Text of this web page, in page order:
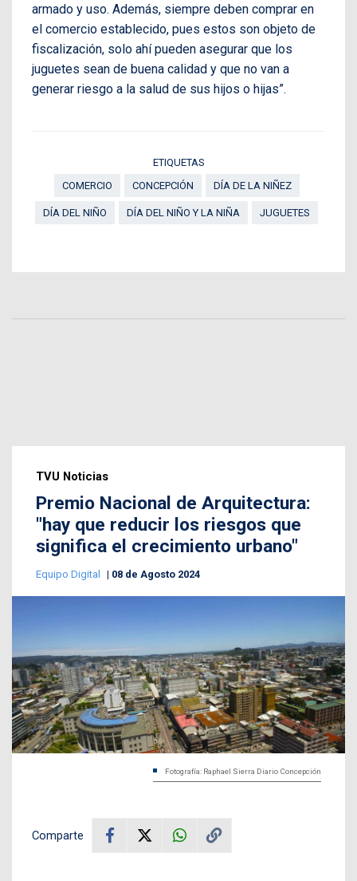
armado y uso. Además, siempre deben comprar en
el comercio establecido, pues estos son objeto de
fiscalización, solo ahí pueden asegurar que los
juguetes sean de buena calidad y que no van a
generar riesgo a la salud de sus hijos o hijas”.
ETIQUETAS
COMERCIO
CONCEPCIÓN DÍA DE LA NIÑEZ
DÍA DEL NIÑO DÍA DEL NIÑO Y LA NIÑA JUGUETES
TVU Noticias
Premio Nacional de Arquitectura:
"hay que reducir los riesgos que
significa el crecimiento urbano"
Equipo Digital 08 de Agosto 2024
Fotografía: Raphael Sierra Diario Concepción
Comparte